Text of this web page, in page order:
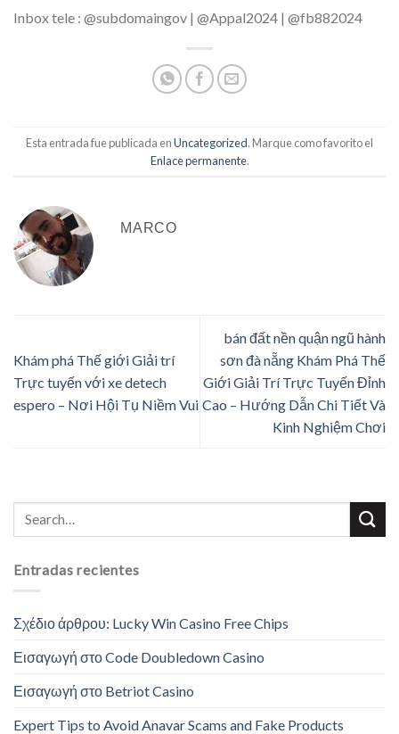
Inbox tele : @subdomaingov | @Appal2024 | @fb882024
Esta entrada fue publicada enUncategorized. Marque como favorito el
Enlace permanente.
MARCO
Khám phá Thế giới Giải trí
Trực tuyến với xe detech
espero – Nơi Hội Tụ Niềm Vui
bán đất nền quận ngũ hành
sơn đà nẵng Khám Phá Thế
Giới Giải Trí Trực Tuyến Đỉnh
Cao – Hướng Dẫn Chi Tiết Và
Kinh Nghiệm Chơi
Entradas recientes
Σχέδιο άρθρου: Lucky Win Casino Free Chips
Εισαγωγή στο Code Doubledown Casino
Εισαγωγή στο Betriot Casino
Expert Tips to Avoid Anavar Scams and Fake Products